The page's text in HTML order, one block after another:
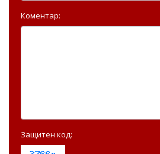
Коментар:
Защитен код: